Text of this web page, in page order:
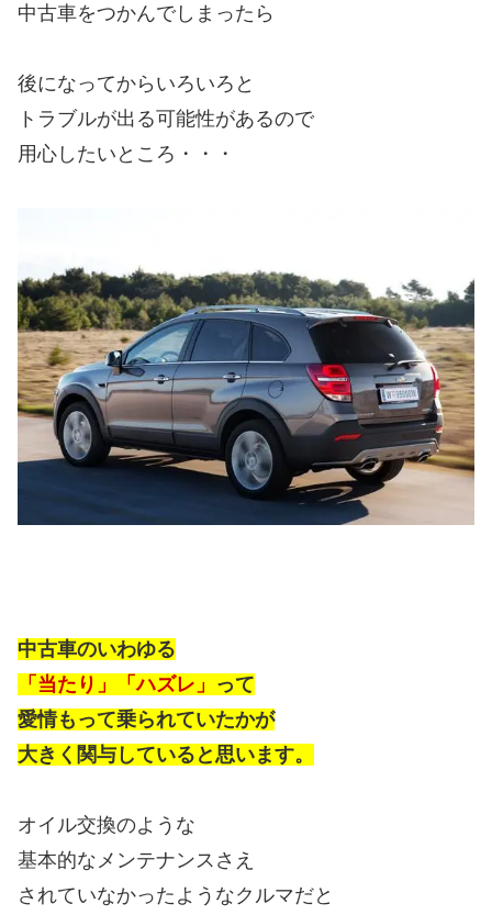
中古車をつかんでしまったら
後になってからいろいろと
トラブルが出る可能性があるので
用心したいところ・・・
中古車のいわゆる
「当たり」「ハズレ」 って
愛情もって乗られていたかが
大きく関与していると思います。
オイル交換のような
基本的なメンテナンスさえ
されていなかったようなクルマだと